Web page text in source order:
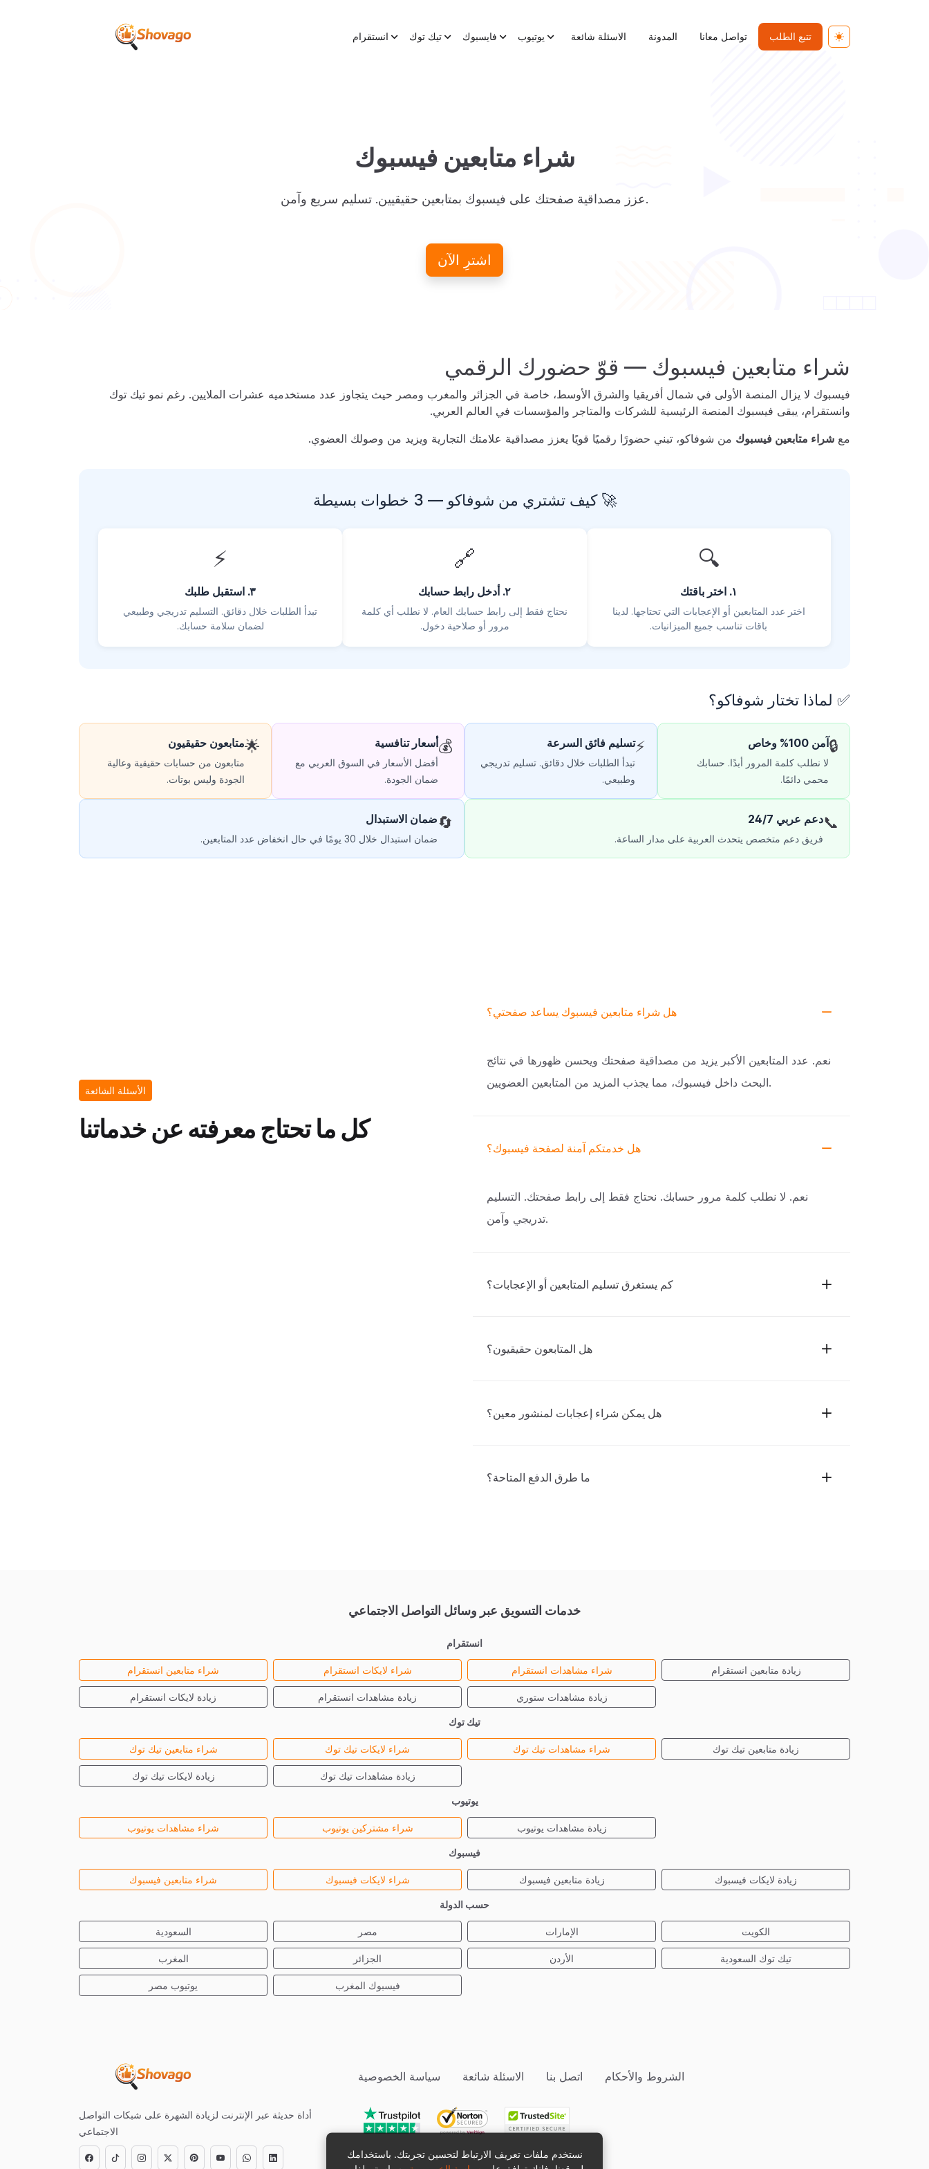
Toggle theme
انستقرام تيك توك فايسبوك يوتيوب الاسئلة شائعة المدونة تواصل معانا تتبع الطلب
شراء متابعين فيسبوك
عزز مصداقية صفحتك على فيسبوك بمتابعين حقيقيين. تسليم سريع وآمن.
اشترِ الآن
شراء متابعين فيسبوك — قوّ حضورك الرقمي
فيسبوك لا يزال المنصة الأولى في شمال أفريقيا والشرق الأوسط، خاصة في الجزائر والمغرب ومصر حيث يتجاوز عدد مستخدميه عشرات الملايين. رغم نمو تيك توك
وانستقرام، يبقى فيسبوك المنصة الرئيسية للشركات والمتاجر والمؤسسات في العالم العربي.
مع شراء متابعين فيسبوك من شوفاكو، تبني حضورًا رقميًا قويًا يعزز مصداقية علامتك التجارية ويزيد من وصولك العضوي.
🚀 كيف تشتري من شوفاكو — 3 خطوات بسيطة
🔍
١. اختر باقتك
اختر عدد المتابعين أو الإعجابات التي تحتاجها. لدينا
باقات تناسب جميع الميزانيات.
🔗
٢. أدخل رابط حسابك
نحتاج فقط إلى رابط حسابك العام. لا نطلب أي كلمة
مرور أو صلاحية دخول.
⚡
٣. استقبل طلبك
تبدأ الطلبات خلال دقائق. التسليم تدريجي وطبيعي
لضمان سلامة حسابك.
✅ لماذا تختار شوفاكو؟
🔒آمن 100% وخاص
لا نطلب كلمة المرور أبدًا. حسابك
محمي دائمًا.
⚡تسليم فائق السرعة
تبدأ الطلبات خلال دقائق. تسليم تدريجي
وطبيعي.
💰أسعار تنافسية
أفضل الأسعار في السوق العربي مع
ضمان الجودة.
🌟متابعون حقيقيون
متابعون من حسابات حقيقية وعالية
الجودة وليس بوتات.
📞دعم عربي 24/7
فريق دعم متخصص يتحدث العربية على مدار الساعة.
🔄ضمان الاستبدال
ضمان استبدال خلال 30 يومًا في حال انخفاض عدد المتابعين.
الأسئلة الشائعة
كل ما تحتاج معرفته عن خدماتنا
هل شراء متابعين فيسبوك يساعد صفحتي؟
نعم. عدد المتابعين الأكبر يزيد من مصداقية صفحتك ويحسن ظهورها في نتائج
البحث داخل فيسبوك، مما يجذب المزيد من المتابعين العضويين.
هل خدمتكم آمنة لصفحة فيسبوك؟
نعم. لا نطلب كلمة مرور حسابك. نحتاج فقط إلى رابط صفحتك. التسليم
تدريجي وآمن.
كم يستغرق تسليم المتابعين أو الإعجابات؟
هل المتابعون حقيقيون؟
هل يمكن شراء إعجابات لمنشور معين؟
ما طرق الدفع المتاحة؟
خدمات التسويق عبر وسائل التواصل الاجتماعي
انستقرام
شراء متابعين انستقرام شراء لايكات انستقرام شراء مشاهدات انستقرام زيادة متابعين انستقرام
زيادة لايكات انستقرام زيادة مشاهدات انستقرام زيادة مشاهدات ستوري
تيك توك
شراء متابعين تيك توك شراء لايكات تيك توك شراء مشاهدات تيك توك زيادة متابعين تيك توك
زيادة لايكات تيك توك زيادة مشاهدات تيك توك
يوتيوب
شراء مشاهدات يوتيوب شراء مشتركين يوتيوب زيادة مشاهدات يوتيوب
فيسبوك
شراء متابعين فيسبوك شراء لايكات فيسبوك زيادة متابعين فيسبوك زيادة لايكات فيسبوك
حسب الدولة
السعودية مصر الإمارات الكويت
المغرب الجزائر الأردن تيك توك السعودية
يوتيوب مصر فيسبوك المغرب
نستخدم ملفات تعريف الارتباط لتحسين تجربتك. باستخدامك
أداة حديثة عبر الإنترنت لزيادة الشهرة على شبكات التواصل
الاجتماعي
سياسة الخصوصية الاسئلة شائعة اتصل بنا الشروط والأحكام